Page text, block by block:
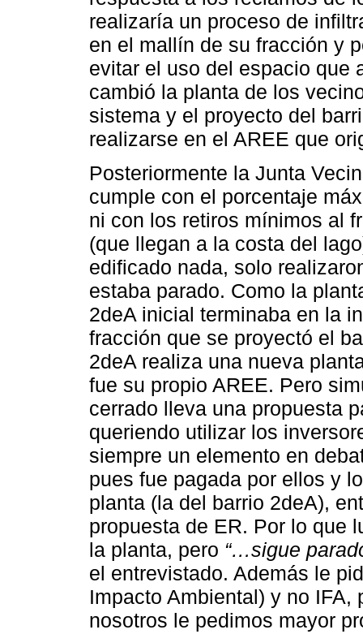
realizaría un proceso de
en el mallín de su fracción y
evitar el uso del espacio que
cambió la planta de los
sistema y el proyecto del
realizarse en el AREE que
Posteriormente la Junta
cumple con el porcentaje
ni con los retiros mínimos al
(que llegan a la costa del
edificado nada, solo
estaba parado. Como la
2deA inicial terminaba en la
fracción que se proyectó el
2deA realiza una nueva
fue su propio AREE. Pero
cerrado lleva una propuesta
queriendo utilizar los
siempre un elemento en
pues fue pagada por ellos y
planta (la del barrio 2deA),
propuesta de ER. Por lo que
la planta, pero “…sigue
el entrevistado. Además le
Impacto Ambiental) y no
nosotros le pedimos mayor